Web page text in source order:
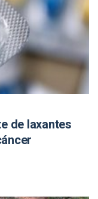
de laxantes